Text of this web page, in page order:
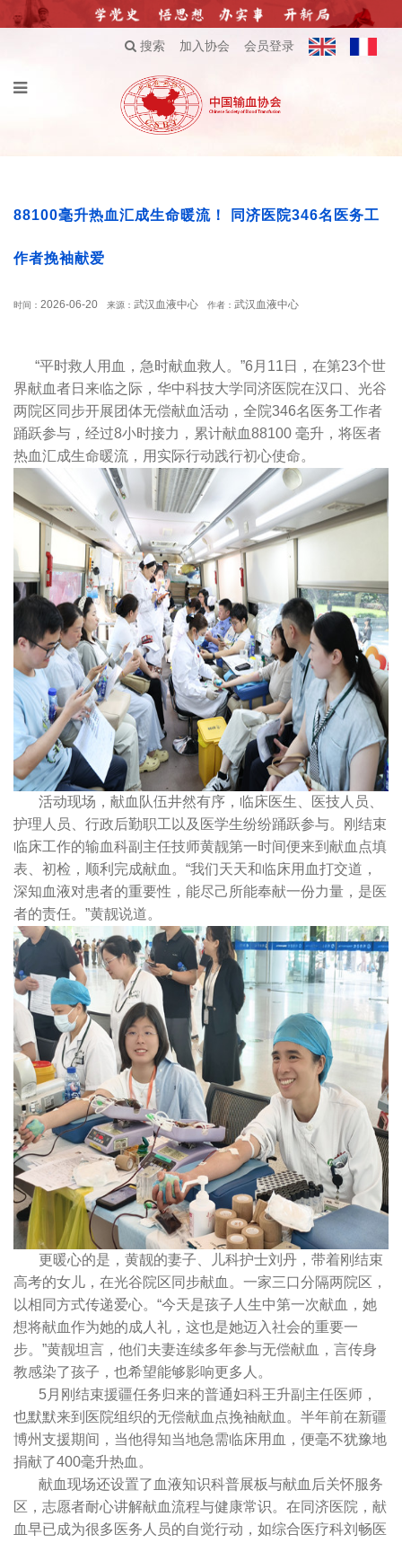
搜索 加入协会 会员登录
88100毫升热血汇成生命暖流！ 同济医院346名医务工
作者挽袖献爱
时间： 2026-06-20 来源： 武汉血液中心 作者： 武汉血液中心
“平时救人用血，急时献血救人。”6月11日，在第23个世
界献血者日来临之际，华中科技大学同济医院在汉口、光谷
两院区同步开展团体无偿献血活动，全院346名医务工作者
踊跃参与，经过8小时接力，累计献血88100 毫升，将医者
热血汇成生命暖流，用实际行动践行初心使命。
活动现场，献血队伍井然有序，临床医生、医技人员、
护理人员、行政后勤职工以及医学生纷纷踊跃参与。刚结束
临床工作的输血科副主任技师黄靓第一时间便来到献血点填
表、初检，顺利完成献血。“我们天天和临床用血打交道，
深知血液对患者的重要性，能尽己所能奉献一份力量，是医
者的责任。”黄靓说道。
更暖心的是，黄靓的妻子、儿科护士刘丹，带着刚结束
高考的女儿，在光谷院区同步献血。一家三口分隔两院区，
以相同方式传递爱心。“今天是孩子人生中第一次献血，她
想将献血作为她的成人礼，这也是她迈入社会的重要一
步。”黄靓坦言，他们夫妻连续多年参与无偿献血，言传身
教感染了孩子，也希望能够影响更多人。
5月刚结束援疆任务归来的普通妇科王升副主任医师，
也默默来到医院组织的无偿献血点挽袖献血。半年前在新疆
博州支援期间，当他得知当地急需临床用血，便毫不犹豫地
捐献了400毫升热血。
献血现场还设置了血液知识科普展板与献血后关怀服务
区，志愿者耐心讲解献血流程与健康常识。在同济医院，献
血早已成为很多医务人员的自觉行动，如综合医疗科刘畅医